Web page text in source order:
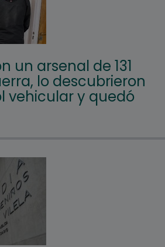
un arsenal de 131
lo descubrieron
vehicular y quedó